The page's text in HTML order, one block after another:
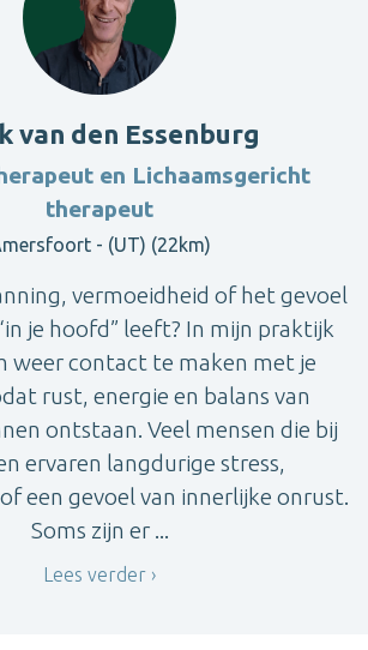
van den Essenburg
en Lichaamsgericht
therapeut
- (UT) (22km)
vermoeidheid of het gevoel
je hoofd” leeft? In mijn praktijk
weer contact te maken met je
rust, energie en balans van
ontstaan. Veel mensen die bij
ervaren langdurige stress,
een gevoel van innerlijke onrust.
Soms zijn er ...
Lees verder